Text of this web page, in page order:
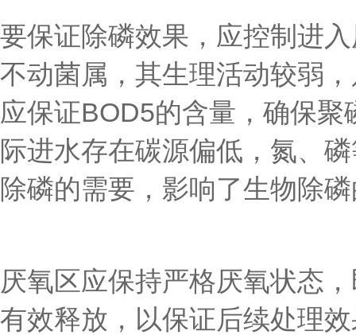
要保证除磷效果，应控制进
不动菌属，其生理活动较弱
应保证BOD5的含量，确保
际进水存在碳源偏低，氮、
除磷的需要，影响了生物除
厌氧区应保持严格厌氧状态
有效释放，以保证后续处理